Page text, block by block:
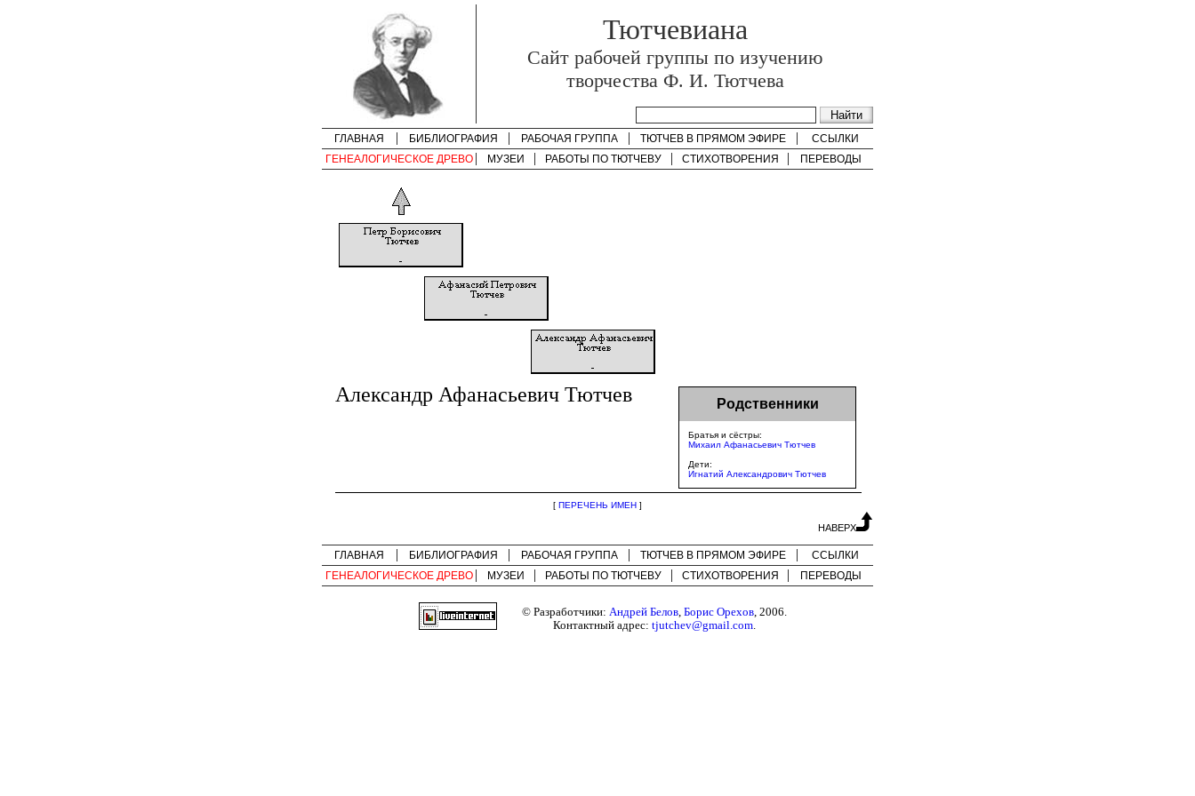
Тютчевиана
Cайт рабочей группы по изучению
творчества Ф. И. Тютчева
ГЛАВНАЯ БИБЛИОГРАФИЯ РАБОЧАЯ ГРУППА ТЮТЧЕВ В ПРЯМОМ ЭФИРЕ
ССЫЛКИ
ГЕНЕАЛОГИЧЕСКОЕ ДРЕВО
МУЗЕИ РАБОТЫ ПО ТЮТЧЕВУ СТИХОТВОРЕНИЯ ПЕРЕВОДЫ
Родственники
Братья и сёстры:
Михаил Афанасьевич Тютчев
Дети:
Игнатий Александрович Тютчев
Александр Афанасьевич Тютчев
[ ПЕРЕЧЕНЬ ИМЕН ]
НАВЕРХ
ГЛАВНАЯ БИБЛИОГРАФИЯ РАБОЧАЯ ГРУППА ТЮТЧЕВ В ПРЯМОМ ЭФИРЕ
ССЫЛКИ
ГЕНЕАЛОГИЧЕСКОЕ ДРЕВО
МУЗЕИ РАБОТЫ ПО ТЮТЧЕВУ СТИХОТВОРЕНИЯ ПЕРЕВОДЫ
© Разработчики: Андрей Белов, Борис Орехов, 2006.
Контактный адрес: tjutchev@gmail.com.